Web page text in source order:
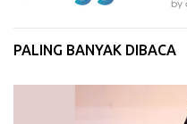
PALING BANYAK DIBACA